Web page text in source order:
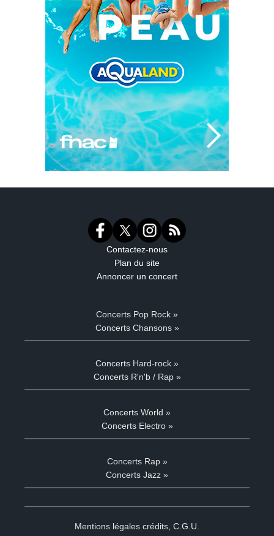
Contactez-nous
Plan du site
Annoncer un concert
Concerts Pop Rock »
Concerts Chansons »
Concerts Hard-rock »
Concerts R'n'b / Rap »
Concerts World »
Concerts Electro »
Concerts Rap »
Concerts Jazz »
Mentions légales crédits C.G.U.